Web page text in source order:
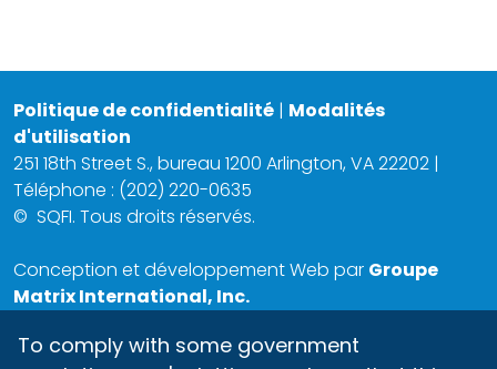
Politique de confidentialité | Modalités
d'utilisation
251 18th Street S., bureau 1200 Arlington, VA 22202 |
Téléphone : (202) 220-0635
© SQFI. Tous droits réservés.
Conception et développement Web par Groupe
Matrix International, Inc.
To comply with some government